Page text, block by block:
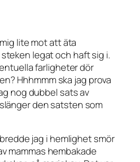
lite mot att äta
legat och haft sig i.
farligheter dör
Hhhmmm ska jag prova
nog dubbel sats av
den satsten som
jag i hemlighet smör
mammas hembakade